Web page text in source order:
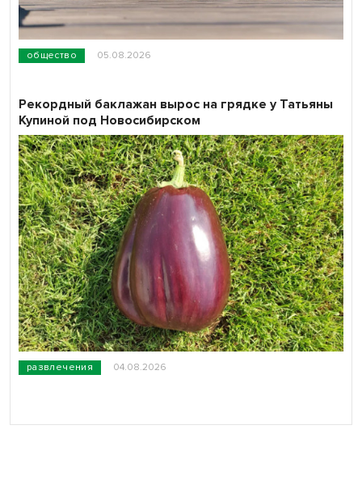
общество 05.08.2026
развлечения 04.08.2026
Рекордный баклажан вырос на грядке у Татьяны
Купиной под Новосибирском